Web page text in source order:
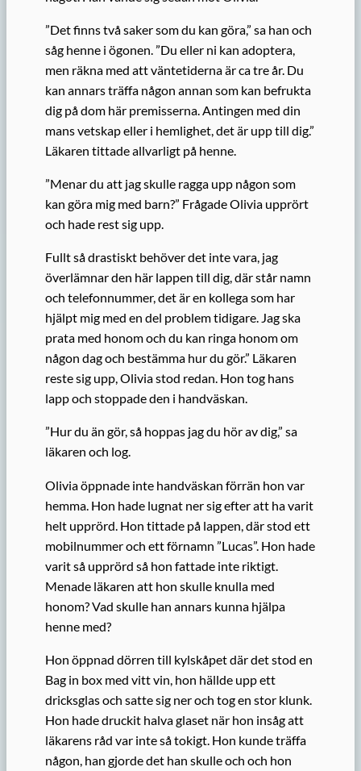
”Det finns två saker som du kan göra,” sa han och
såg henne i ögonen. ”Du eller ni kan adoptera,
men räkna med att väntetiderna är ca tre år. Du
kan annars träffa någon annan som kan befrukta
dig på dom här premisserna. Antingen med din
mans vetskap eller i hemlighet, det är upp till dig.”
Läkaren tittade allvarligt på henne.
”Menar du att jag skulle ragga upp någon som
kan göra mig med barn?” Frågade Olivia upprört
och hade rest sig upp.
Fullt så drastiskt behöver det inte vara, jag
överlämnar den här lappen till dig, där står namn
och telefonnummer, det är en kollega som har
hjälpt mig med en del problem tidigare. Jag ska
prata med honom och du kan ringa honom om
någon dag och bestämma hur du gör.” Läkaren
reste sig upp, Olivia stod redan. Hon tog hans
lapp och stoppade den i handväskan.
”Hur du än gör, så hoppas jag du hör av dig,” sa
läkaren och log.
Olivia öppnade inte handväskan förrän hon var
hemma. Hon hade lugnat ner sig efter att ha varit
helt upprörd. Hon tittade på lappen, där stod ett
mobilnummer och ett förnamn ”Lucas”. Hon hade
varit så upprörd så hon fattade inte riktigt.
Menade läkaren att hon skulle knulla med
honom? Vad skulle han annars kunna hjälpa
henne med?
Hon öppnad dörren till kylskåpet där det stod en
Bag in box med vitt vin, hon hällde upp ett
dricksglas och satte sig ner och tog en stor klunk.
Hon hade druckit halva glaset när hon insåg att
läkarens råd var inte så tokigt. Hon kunde träffa
någon, han gjorde det han skulle och och hon